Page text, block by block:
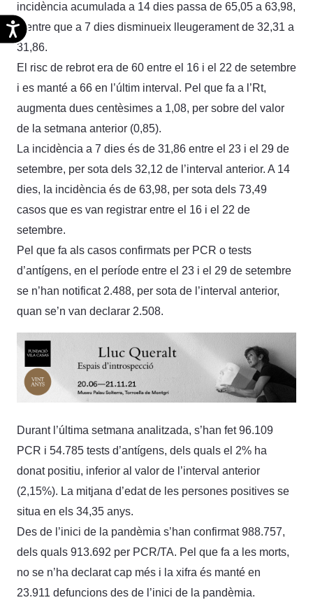
Accesibilidad
incidència acumulada a 14 dies passa de 65,05 a 63,98,
mentre que a 7 dies disminueix lleugerament de 32,31 a
31,86.
El risc de rebrot era de 60 entre el 16 i el 22 de setembre
i es manté a 66 en l’últim interval. Pel que fa a l’Rt,
augmenta dues centèsimes a 1,08, per sobre del valor
de la setmana anterior (0,85).
La incidència a 7 dies és de 31,86 entre el 23 i el 29 de
setembre, per sota dels 32,12 de l’interval anterior. A 14
dies, la incidència és de 63,98, per sota dels 73,49
casos que es van registrar entre el 16 i el 22 de
setembre.
Pel que fa als casos confirmats per PCR o tests
d’antígens, en el període entre el 23 i el 29 de setembre
se n’han notificat 2.488, per sota de l’interval anterior,
quan se’n van declarar 2.508.
Durant l’última setmana analitzada, s’han fet 96.109
PCR i 54.785 tests d’antígens, dels quals el 2% ha
donat positiu, inferior al valor de l’interval anterior
(2,15%). La mitjana d’edat de les persones positives se
situa en els 34,35 anys.
Des de l’inici de la pandèmia s’han confirmat 988.757,
dels quals 913.692 per PCR/TA. Pel que fa a les morts,
no se n’ha declarat cap més i la xifra és manté en
23.911 defuncions des de l’inici de la pandèmia.